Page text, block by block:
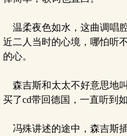
温柔夜色如水，这曲调唱
近二人当时的心境，哪怕听
的心。
森吉斯和太太不好意思地
买了cd带回德国，一直听到如
冯殊讲述的途中，森吉斯